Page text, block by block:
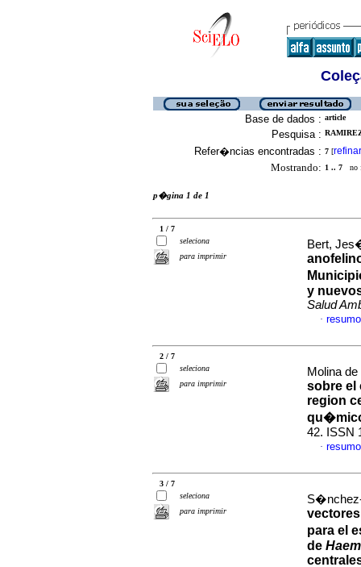
Base de dados : article
Pesquisa :
Refer�ncias encontradas : 7 [refinar
Mostrando: 1 .. 7 no
p�gina 1 de 1
1 / 7
seleciona
para imprimir
Bert,
y
Salud
·
2 / 7
seleciona
para imprimir
Molina
sobre el
region
42. ISSN
·
3 / 7
seleciona
para imprimir
para el
de